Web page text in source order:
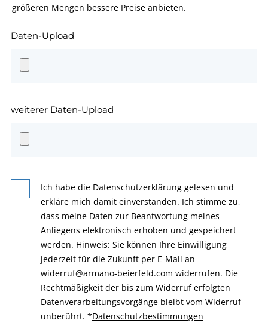
größeren Mengen bessere Preise anbieten.
Daten-Upload
weiterer Daten-Upload
Ich habe die Datenschutzerklärung gelesen und
erkläre mich damit einverstanden. Ich stimme zu,
dass meine Daten zur Beantwortung meines
Anliegens elektronisch erhoben und gespeichert
werden. Hinweis: Sie können Ihre Einwilligung
jederzeit für die Zukunft per E-Mail an
widerruf@armano-beierfeld.com widerrufen. Die
Rechtmäßigkeit der bis zum Widerruf erfolgten
Datenverarbeitungsvorgänge bleibt vom Widerruf
unberührt. *Datenschutzbestimmungen